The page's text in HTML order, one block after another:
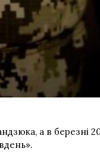
а в березні